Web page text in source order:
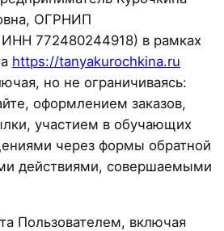
ОГРНИП
772480244918) в рамках
https://tanyakurochkina.ru
но не ограничиваясь:
оформлением заказов,
участием в обучающих
через формы обратной
действиями, совершаемыми
Пользователем, включая